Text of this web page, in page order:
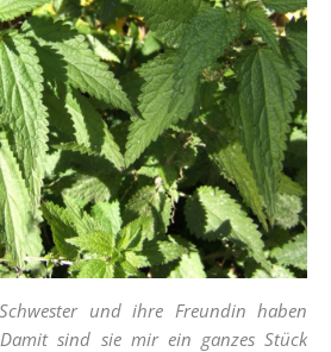
und ihre Freundin haben
sind sie mir ein ganzes Stück